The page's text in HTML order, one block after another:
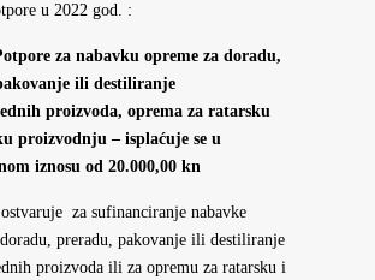
u 2022 god. :
za nabavku opreme za doradu,
ili destiliranje
proizvoda, oprema za ratarsku
proizvodnju – isplaćuje se u
iznosu od 20.000,00 kn
za sufinanciranje nabavke
preradu, pakovanje ili destiliranje
proizvoda ili za opremu za ratarsku i